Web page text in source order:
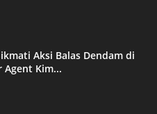
Aksi Balas Dendam di
Kim...